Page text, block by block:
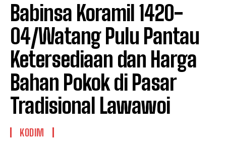
Babinsa Koramil 1420-
04/Watang Pulu Pantau
Ketersediaan dan Harga
Bahan Pokok di Pasar
Tradisional Lawawoi
KODIM